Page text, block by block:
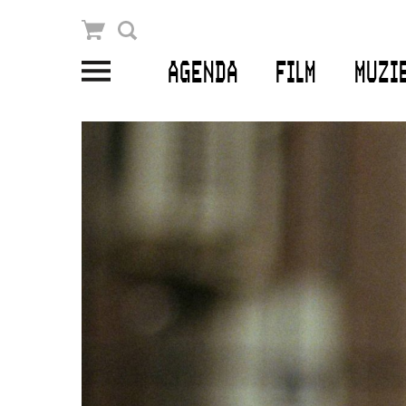
AGENDA FILM
Winkelmandje
PLAN JE BEZOEK
Bereikbaarheid
Kaartverkoop
Schoolvoorstellingen
Filmprogramma’s Primair Onderwijs